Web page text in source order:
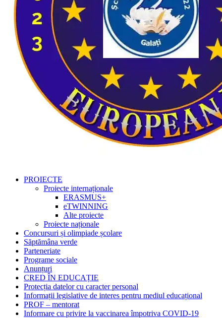
PROIECTE
Proiecte internaționale
ERASMUS+
eTWINNING
Alte proiecte
Proiecte naționale
Concursuri și olimpiade școlare
Săptămâna verde
Parteneriate
Programe sociale
Anunțuri
CRED ÎN EDUCAȚIE
Protecția datelor cu caracter personal
Informații legislative de interes pentru mediul educațional
PROF – mentorat
Informare cu privire la vaccinarea împotriva COVID-19